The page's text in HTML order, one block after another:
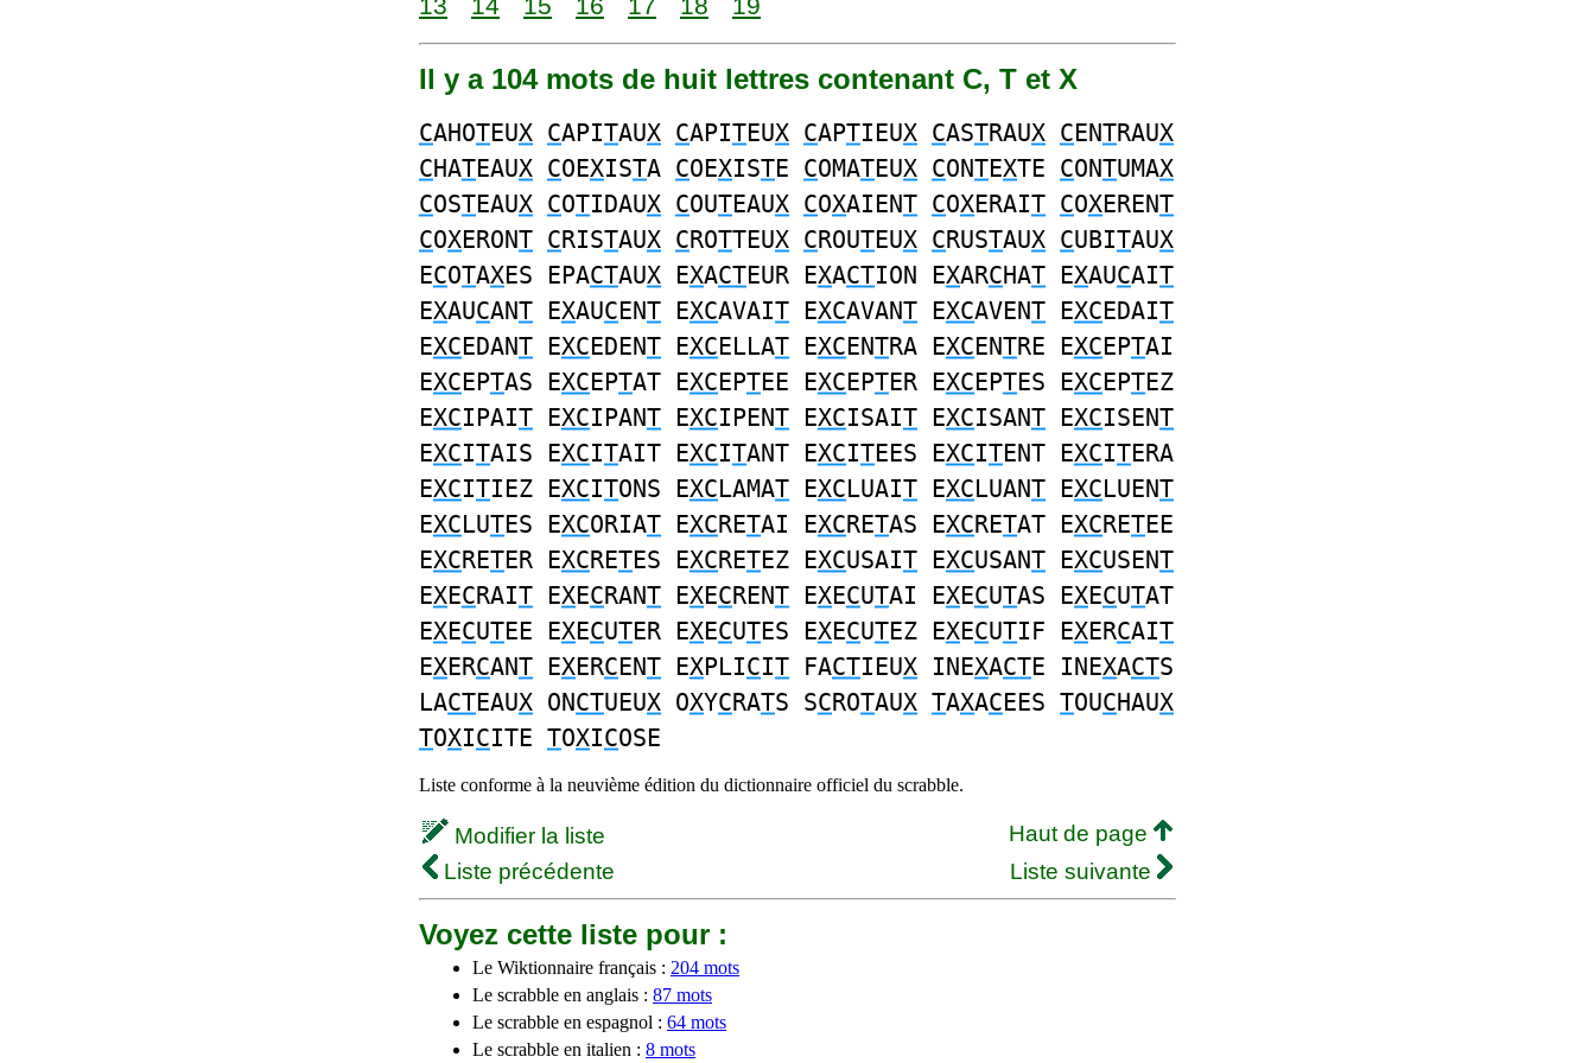
Il y a 104 mots de huit lettres contenant C, T et X
CAHOTEUX CAPITAUX CAPITEUX CAPTIEUX CASTRAUX CENTRAUX
CHATEAUX COEXISTA COEXISTE COMATEUX CONTEXTE CONTUMAX
COSTEAUX COTIDAUX COUTEAUX COXAIENT COXERAIT COXERENT
COXERONT CRISTAUX CROTTEUX CROUTEUX CRUSTAUX CUBITAUX
ECOTAXES EPACTAUX EXACTEUR EXACTION EXARCHAT EXAUCAIT
EXAUCANT EXAUCENT EXCAVAIT EXCAVANT EXCAVENT EXCEDAIT
EXCEDANT EXCEDENT EXCELLAT EXCENTRA EXCENTRE EXCEPTAI
EXCEPTAS EXCEPTAT EXCEPTEE EXCEPTER EXCEPTES EXCEPTEZ
EXCIPAIT EXCIPANT EXCIPENT EXCISAIT EXCISANT EXCISENT
EXCITAIS EXCITAIT EXCITANT EXCITEES EXCITENT EXCITERA
EXCITIEZ EXCITONS EXCLAMAT EXCLUAIT EXCLUANT EXCLUENT
EXCLUTES EXCORIAT EXCRETAI EXCRETAS EXCRETAT EXCRETEE
EXCRETER EXCRETES EXCRETEZ EXCUSAIT EXCUSANT EXCUSENT
EXECRAIT EXECRANT EXECRENT EXECUTAI EXECUTAS EXECUTAT
EXECUTEE EXECUTER EXECUTES EXECUTEZ EXECUTIF EXERCAIT
EXERCANT EXERCENT EXPLICIT FACTIEUX INEXACTE INEXACTS
LACTEAUX ONCTUEUX OXYCRATS SCROTAUX TAXACEES TOUCHAUX
TOXICITE TOXICOSE
Liste conforme à la neuvième édition du dictionnaire officiel du scrabble.
Modifier la liste
Haut de page
Liste précédente
Liste suivante
Voyez cette liste pour :
Le Wiktionnaire français : 204 mots
Le scrabble en anglais : 87 mots
Le scrabble en espagnol : 64 mots
Le scrabble en italien : 8 mots